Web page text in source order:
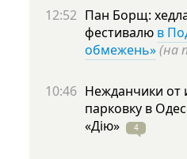
12:52 Пан Борщ:
фестивалю в
обмежень»(на
10:46 Нежданчики от
парковку в
«Дію»
4